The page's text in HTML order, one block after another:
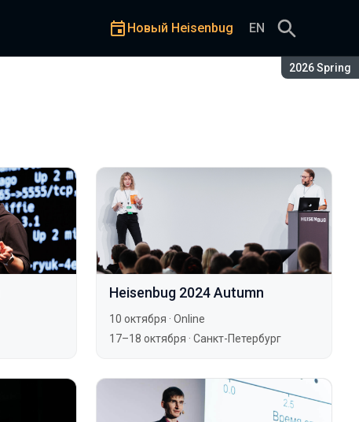
Сезон:
2026 Spring
Новый Heisenbug EN
Heisenbug 2024 Autumn
10 октября · Online
17–18 октября · Санкт-Петербург